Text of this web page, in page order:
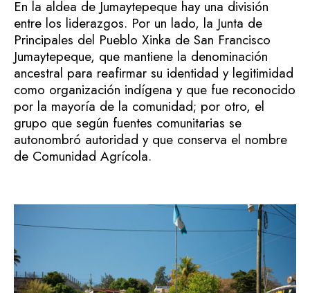
En la aldea de Jumaytepeque hay una división
entre los liderazgos. Por un lado, la Junta de
Principales del Pueblo Xinka de San Francisco
Jumaytepeque, que mantiene la denominación
ancestral para reafirmar su identidad y legitimidad
como organización indígena y que fue reconocido
por la mayoría de la comunidad; por otro, el
grupo que según fuentes comunitarias se
autonombró autoridad y que conserva el nombre
de Comunidad Agrícola.